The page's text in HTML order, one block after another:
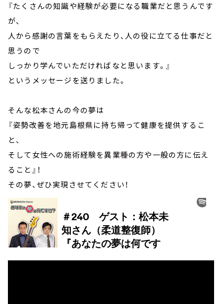
『たくさんの知識や経験が必要になる職業だと思うんです
が、
人から感謝の言葉をもらえたり、人の役に立てる仕事だと
思うので
しっかり学んでいただければなと思います。』
というメッセージを送りました。
そんな松本さんの今の夢は
『姿勢改善を地元島根県に持ち帰って健康を提供するこ
と、
そして女性への施術経験を異業種の方や一般の方に伝え
ること』！
その夢、ぜひ実現させてください！